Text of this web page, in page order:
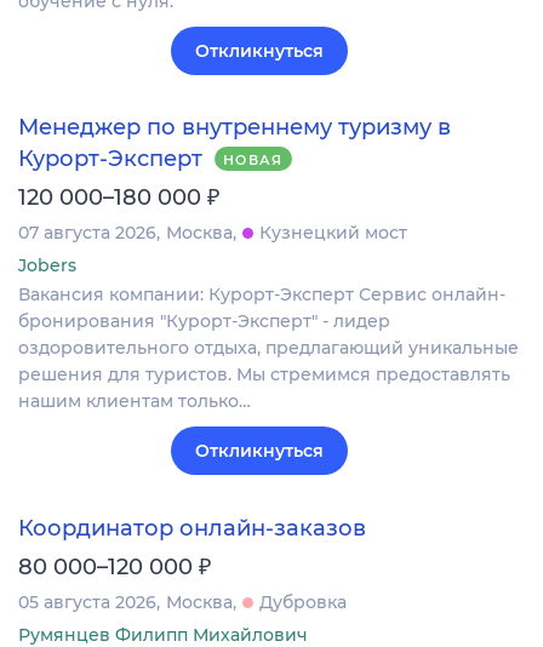
Откликнуться
Менеджер по внутреннему туризму в
Курорт-Эксперт
НОВАЯ
120 000–180 000 ₽
07 августа 2026 Москва
Кузнецкий мост
Jobers
Вакансия компании: Курорт-Эксперт Сервис онлайн-
бронирования "Курорт-Эксперт" - лидер
оздоровительного отдыха, предлагающий уникальные
решения для туристов. Мы стремимся предоставлять
нашим клиентам только…
Откликнуться
Координатор онлайн-заказов
80 000–120 000 ₽
05 августа 2026 Москва
Дубровка
Румянцев Филипп Михайлович